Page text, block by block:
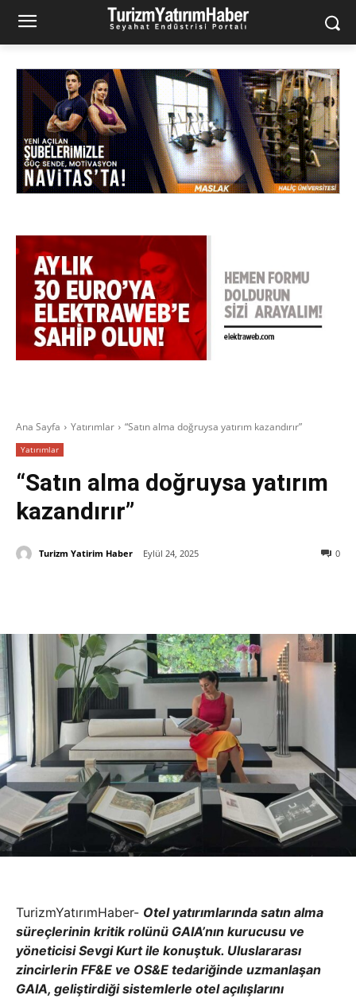
Ana Sayfa Yatırımlar “Satın alma doğruysa yatırım kazandırır”
Yatırımlar
“Satın alma doğruysa yatırım
kazandırır”
0
Turizm Yatirim Haber Eylül 24, 2025
TurizmYatırımHaber- Otel yatırımlarında satın alma
süreçlerinin kritik rolünü GAIA’nın kurucusu ve
yöneticisi Sevgi Kurt ile konuştuk. Uluslararası
zincirlerin FF&E ve OS&E tedariğinde uzmanlaşan
GAIA, geliştirdiği sistemlerle otel açılışlarını